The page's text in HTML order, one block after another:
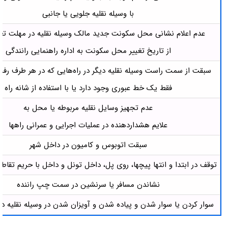
با وسیله نقلیه جلویی یا جانبی
عدم اعلام نشانی محل سکونت جدید مالک وسیله نقلیه در مهلت
از تاریخ تغییر محل سکونت به اداره راهنمایی رانندگی
سبقت از سمت راست وسیله نقلیه دیگر در راه‌هایی که در هر طرف
فقط یک خط عبوری وجود دارد یا با استفاده از شانه راه
عدم تجهیز وسایل نقلیه مربوطه یا محل به
علایم هشداردهنده در عملیات اجرایی و عمرانی راه­ها
سبقت اتوبوس و کامیون در داخل شهر
توقف در ابتدا و انتها پیچها، روی پل، داخل تونل و داخل با حریم
نشاندن مسافر یا سرنشین در سمت چپ راننده
سوار کردن یا سوار شدن و پیاده شدن و آویزان شدن در وسیله نقلیه